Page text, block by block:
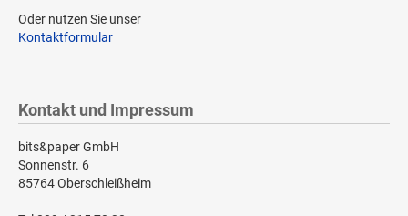
Oder nutzen Sie unser
Kontaktformular
Kontakt und Impressum
bits&paper GmbH
Sonnenstr. 6
85764 Oberschleißheim